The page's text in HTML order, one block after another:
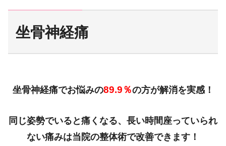
坐骨神経痛
坐骨神経痛でお悩みの89.9％の方が解消を実感！
同じ姿勢でいると痛くなる、長い時間座っていられ
ない痛みは当院の整体術で改善できます！